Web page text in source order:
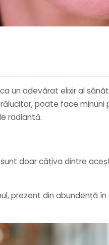
un adevărat elixir al
poate face minuni
radiantă.
doar câțiva dintre
prezent din abundență